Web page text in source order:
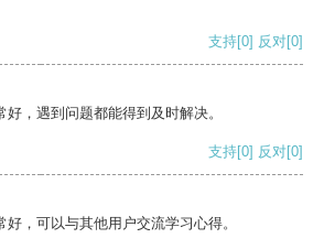
支持[0] 反对[0]
，遇到问题都能得到及时解决。
支持[0] 反对[0]
，可以与其他用户交流学习心得。